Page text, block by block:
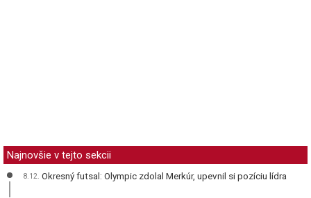
Najnovšie v tejto sekcii
8.12. Okresný futsal: Olympic zdolal Merkúr, upevnil si pozíciu lídra